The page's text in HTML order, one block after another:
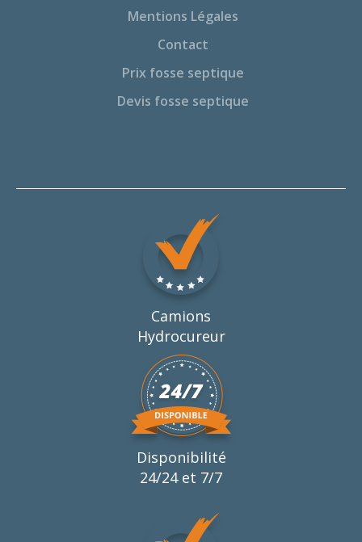
Mentions Légales
Contact
Prix fosse septique
Devis fosse septique
Camions
Hydrocureur
Disponibilité
24/24 et 7/7